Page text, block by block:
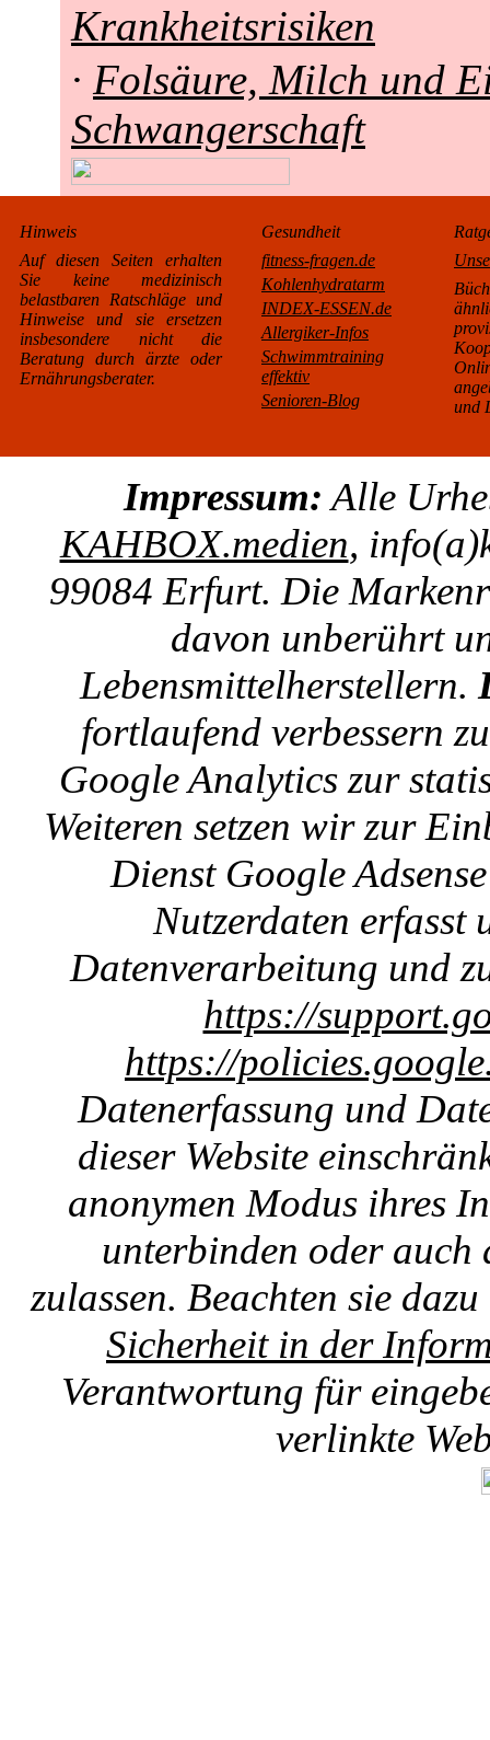
Krankheitsrisiken
· Folsäure, Milch und
Schwangerschaft
Hinweis
Auf diesen Seiten erhalten
Sie keine medizinisch
belastbaren Ratschläge und
Hinweise und sie ersetzen
insbesondere nicht die
Beratung durch ärzte oder
Ernährungsberater.
Gesundheit
fitness-fragen.de
Kohlenhydratarm
INDEX-ESSEN.de
Allergiker-Infos
Schwimmtraining
effektiv
Senioren-Blog
und
Impressum: Alle
KAHBOX.medien,
99084 Erfurt. Die
davon unberührt
Lebensmittelherstellern.
fortlaufend verbessern
Google Analytics zur
Weiteren setzen wir zur
Dienst Google
Nutzerdaten erfasst
Datenverarbeitung und
https://
https://
Datenerfassung und
dieser Website
anonymen Modus ihres
unterbinden oder auch
zulassen. Beachten sie
Sicherheit in der
Verantwortung für
verlinkte